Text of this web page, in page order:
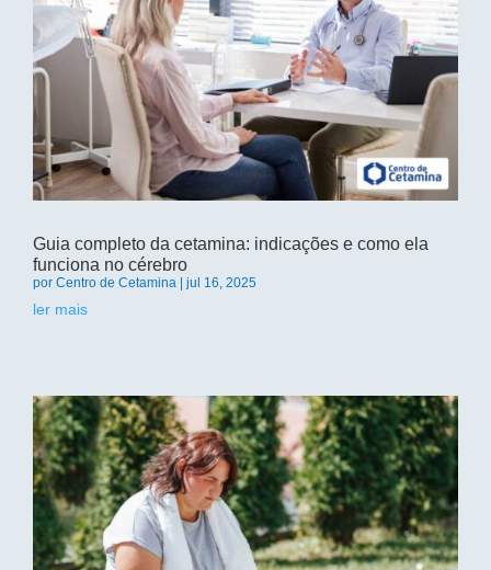
Guia completo da cetamina: indicações e como ela
funciona no cérebro
por Centro de Cetamina jul 16, 2025
ler mais